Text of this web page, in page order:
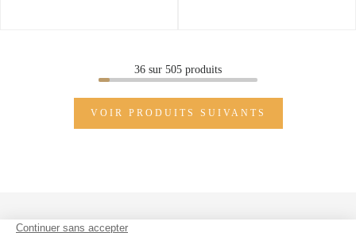
36 sur 505 produits
VOIR PRODUITS SUIVANTS